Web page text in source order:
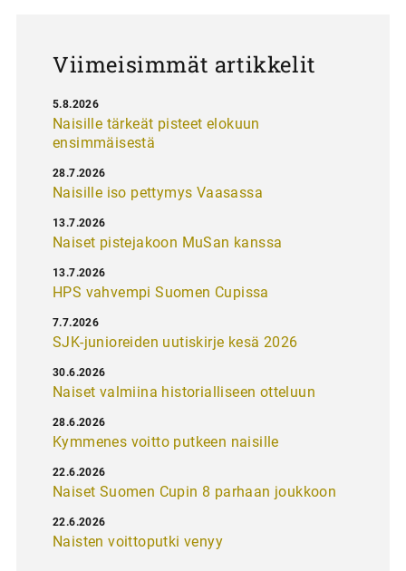
Viimeisimmät artikkelit
Naisille tärkeät pisteet elokuun
ensimmäisestä
5.8.2026
Naisille iso pettymys Vaasassa
28.7.2026
Naiset pistejakoon MuSan kanssa
13.7.2026
HPS vahvempi Suomen Cupissa
13.7.2026
SJK-junioreiden uutiskirje kesä 2026
7.7.2026
Naiset valmiina historialliseen otteluun
30.6.2026
Kymmenes voitto putkeen naisille
28.6.2026
Naiset Suomen Cupin 8 parhaan joukkoon
22.6.2026
Naisten voittoputki venyy
22.6.2026